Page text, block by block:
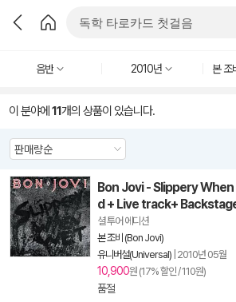
음반 2010년 본 조
이 분야에 11개의 상품이 있습니다.
Bon Jovi - Slippery
d + Live track+
셜 투어 에디션
본 조비 (Bon Jovi)
유니버설(Universal) 2010년 05월
10,900원 (17% 할인 / 110원)
품절